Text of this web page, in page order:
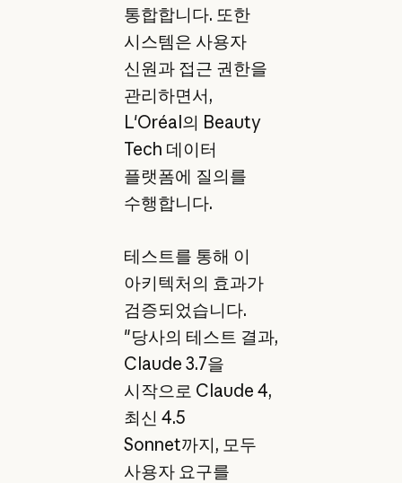
통합합니다. 또한
시스템은 사용자
신원과 접근 권한을
관리하면서,
L'Oréal의 Beauty
Tech 데이터
플랫폼에 질의를
수행합니다.
테스트를 통해 이
아키텍처의 효과가
검증되었습니다.
"당사의 테스트 결과,
Claude 3.7을
시작으로 Claude 4,
최신 4.5
Sonnet까지, 모두
사용자 요구를